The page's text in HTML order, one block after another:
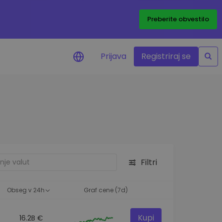
Preberite obvestilo
Prijava Registriraj se
Filtri
Obseg v 24h Graf cene (7d)
16.2B € Kupi